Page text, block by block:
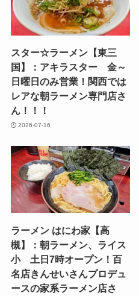
スター☆ラーメン【東三
国】：アキラスター 金～
日曜日のみ営業！関西では
レアな朝ラーメン専門店さ
ん！！！
2026-07-16
ラーメン はにわ家【高
槻】：朝ラーメン、ライス
小 土日7時オープン！百
名店きんせいさんプロデュ
ースの家系ラーメン店さ